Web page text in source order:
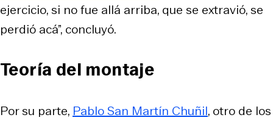
ejercicio, si no fue allá arriba, que se extravió, se
perdió acá”, concluyó.
Teoría del montaje
Por su parte, Pablo San Martín Chuñil, otro de los